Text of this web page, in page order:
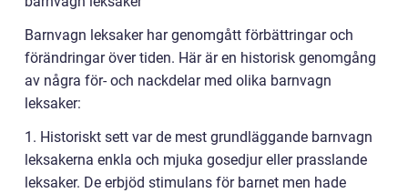
Barnvagn leksaker har genomgått förbättringar och
förändringar över tiden. Här är en historisk genomgång
av några för- och nackdelar med olika barnvagn
leksaker:
1. Historiskt sett var de mest grundläggande barnvagn
leksakerna enkla och mjuka gosedjur eller prasslande
leksaker. De erbjöd stimulans för barnet men hade